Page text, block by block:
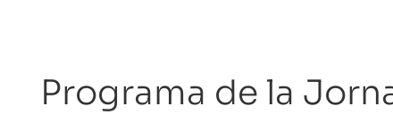
Programa de la